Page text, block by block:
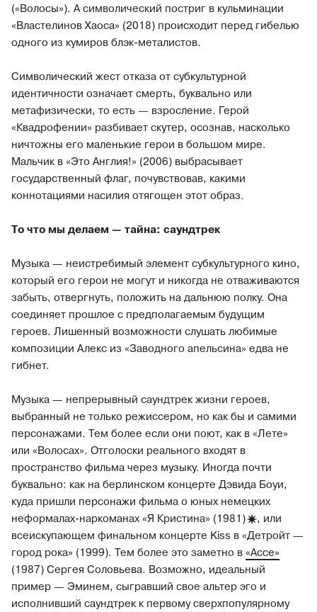
(«Волосы»). А символический постриг в кульминации
«Властелинов Хаоса» (2018) происходит перед гибелью
одного из кумиров блэк-металистов.
Символический жест отказа от субкультурной
идентичности означает смерть, буквально или
метафизически, то есть — взросление. Герой
«Квадрофении» разбивает скутер, осознав, насколько
ничтожны его маленькие герои в большом мире.
Мальчик в «Это Англия!» (2006) выбрасывает
государственный флаг, почувствовав, какими
коннотациями насилия отягощен этот образ.
То что мы делаем — тайна: саундтрек
Музыка — неистребимый элемент субкультурного кино,
который его герои не могут и никогда не отваживаются
забыть, отвергнуть, положить на дальнюю полку. Она
соединяет прошлое с предполагаемым будущим
героев. Лишенный возможности слушать любимые
композиции Алекс из «Заводного апельсина» едва не
гибнет.
Музыка — непрерывный саундтрек жизни героев,
выбранный не только режиссером, но как бы и самими
персонажами. Тем более если они поют, как в «Лете»
или «Волосах». Отголоски реального входят в
пространство фильма через музыку. Иногда почти
буквально: как на берлинском концерте Дэвида Боуи,
куда пришли персонажи фильма о юных немецких
неформалах-наркоманах «Я Кристина» (1981)
, или
всеискупающем финальном концерте Kiss в «Детройт —
город рока» (1999). Тем более это заметно в «Ассе»
(1987) Сергея Соловьева. Возможно, идеальный
пример — Эминем, сыгравший свое альтер эго и
исполнивший саундтрек к первому сверхпопулярному